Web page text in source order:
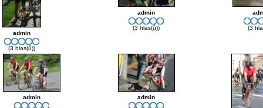
admin
(3 hlas(ů))
admin
(3 hlas(ů)) (3
admin admin